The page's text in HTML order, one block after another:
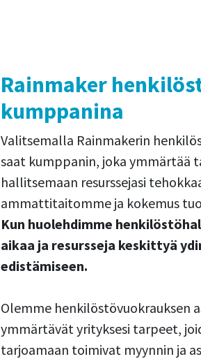
Rainmaker
kumppanina
Valitsemalla Rainmakerin
saat kumppanin, joka ymmärtää
hallitsemaan resurssejasi
ammattitaitomme ja kokemus
Kun huolehdimme
aikaa ja resursseja keskittyä
edistämiseen.
Olemme henkilöstövuokrauksen
ymmärtävät yrityksesi tarpeet,
tarjoamaan toimivat myynnin ja